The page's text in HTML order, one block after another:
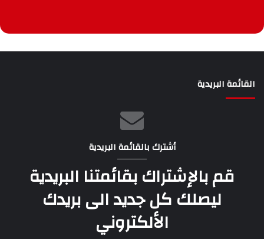
القائمة البريدية
أشترك بالقائمة البريدية
قم بالإشتراك بقائمتنا البريدية
ليصلك كل جديد الى بريدك
الألكتروني